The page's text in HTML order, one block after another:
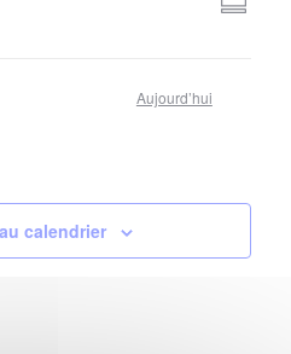
Aujourd’hui
calendrier